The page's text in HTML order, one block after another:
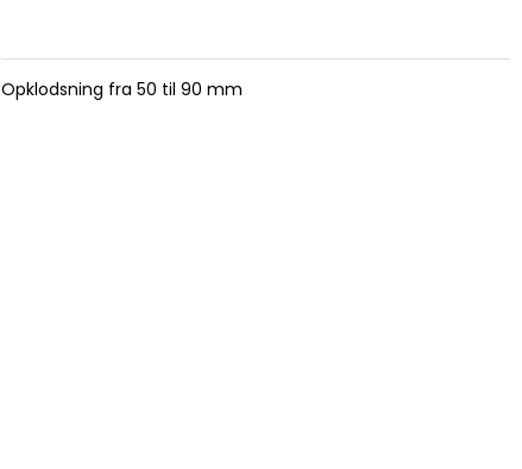
Opklodsning fra 50 til 90 mm